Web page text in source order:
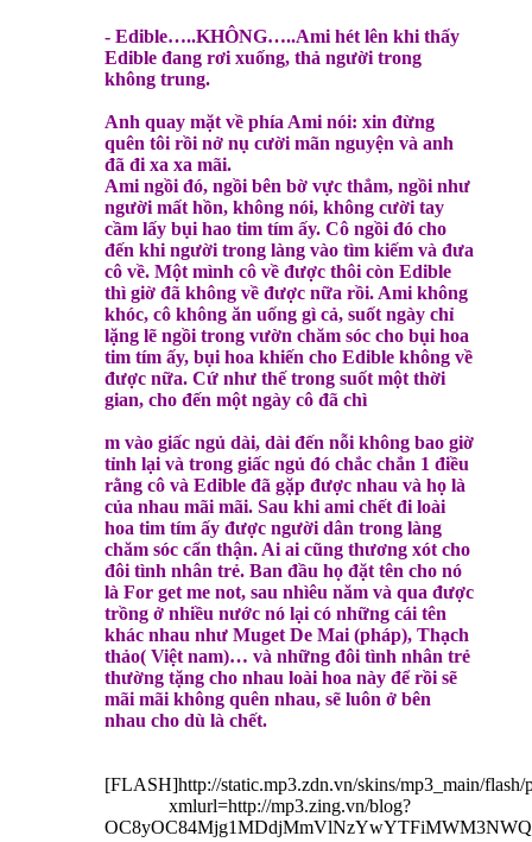
- Edible…..KHÔNG…..Ami hét lên khi thấy
Edible đang rơi xuống, thả người trong
không trung.
Anh quay mặt về phía Ami nói: xin đừng
quên tôi rồi nở nụ cười mãn nguyện và anh
đã đi xa xa mãi.
Ami ngồi đó, ngồi bên bờ vực thẳm, ngồi như
người mất hồn, không nói, không cười tay
cầm lấy bụi hao tim tím ấy. Cô ngồi đó cho
đến khi người trong làng vào tìm kiếm và đưa
cô về. Một mình cô về được thôi còn Edible
thì giờ đã không về được nữa rồi. Ami không
khóc, cô không ăn uống gì cả, suốt ngày chỉ
lặng lẽ ngồi trong vườn chăm sóc cho bụi hoa
tim tím ấy, bụi hoa khiến cho Edible không về
được nữa. Cứ như thế trong suốt một thời
gian, cho đến một ngày cô đã chì
m vào giấc ngủ dài, dài đến nỗi không bao giờ
tỉnh lại và trong giấc ngủ đó chắc chắn 1 điều
rằng cô và Edible đã gặp được nhau và họ là
của nhau mãi mãi. Sau khi ami chết đi loài
hoa tim tím ấy được người dân trong làng
chăm sóc cẩn thận. Ai ai cũng thương xót cho
đôi tình nhân trẻ. Ban đầu họ đặt tên cho nó
là For get me not, sau nhìêu năm và qua được
trồng ở nhiều nước nó lại có những cái tên
khác nhau như Muget De Mai (pháp), Thạch
thảo( Việt nam)… và những đôi tình nhân trẻ
thường tặng cho nhau loài hoa này để rồi sẽ
mãi mãi không quên nhau, sẽ luôn ở bên
nhau cho dù là chết.
[FLASH]http://static.mp3.zdn.vn/skins/mp3_main/flash/
xmlurl=http://mp3.zing.vn/blog?